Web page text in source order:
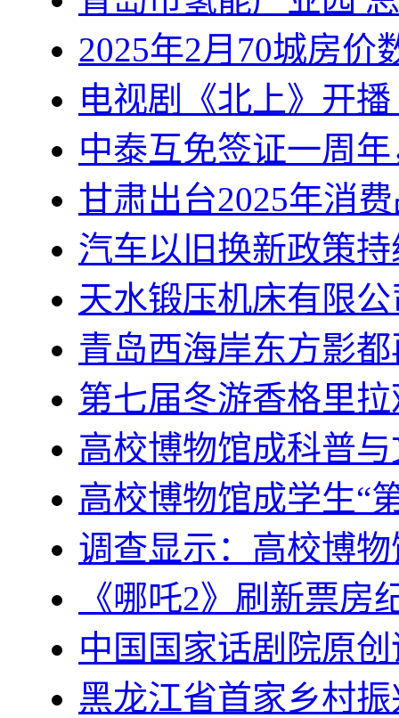
2025年2月70城房价
电视剧《北上》开
中泰互免签证一周
甘肃出台2025年消
汽车以旧换新政策
天水锻压机床有限
青岛西海岸东方影
第七届冬游香格里
高校博物馆成科普
高校博物馆成学生“
调查显示：高校博
《哪吒2》刷新票房
中国国家话剧院原
黑龙江省首家乡村